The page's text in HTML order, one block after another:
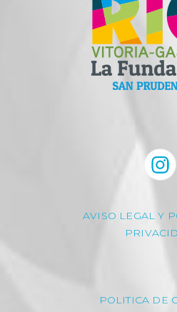
AVISO LEGAL Y
POLITICA DE